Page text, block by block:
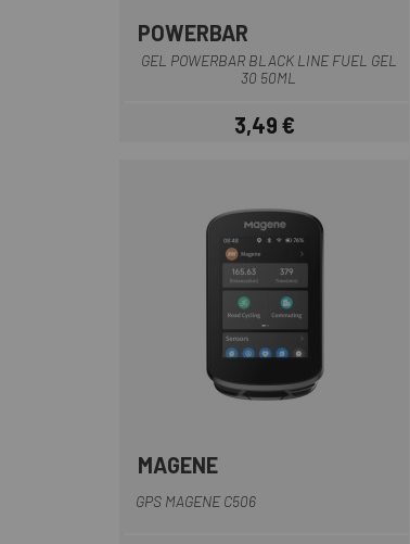
POWERBAR
GEL POWERBAR BLACK LINE FUEL GEL
30 50ML
Precio
3,49 €
MAGENE
GPS MAGENE C506